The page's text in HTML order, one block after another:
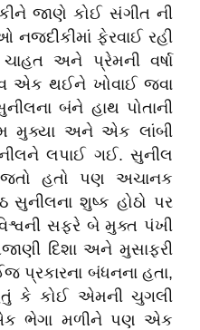
જાણે કોઈ સંગીત ની
નજદીકીમાં ફેરવાઈ રહી
અને પ્રેમની વર્ષા
એક થઈને ખોવાઈ જવા
બંને હાથ પોતાની
મુક્યા અને એક લાંબી
લપાઈ ગઈ. સુનીલ
જતો હતો પણ અચાનક
સુનીલના શુષ્ક હોઠો પર
સફરે બે મુક્ત પંખી
દિશા અને મુસાફરી
બંધનના હતા,
કે કોઈ એમની ચુગલી
ભેગા મળીને પણ એક